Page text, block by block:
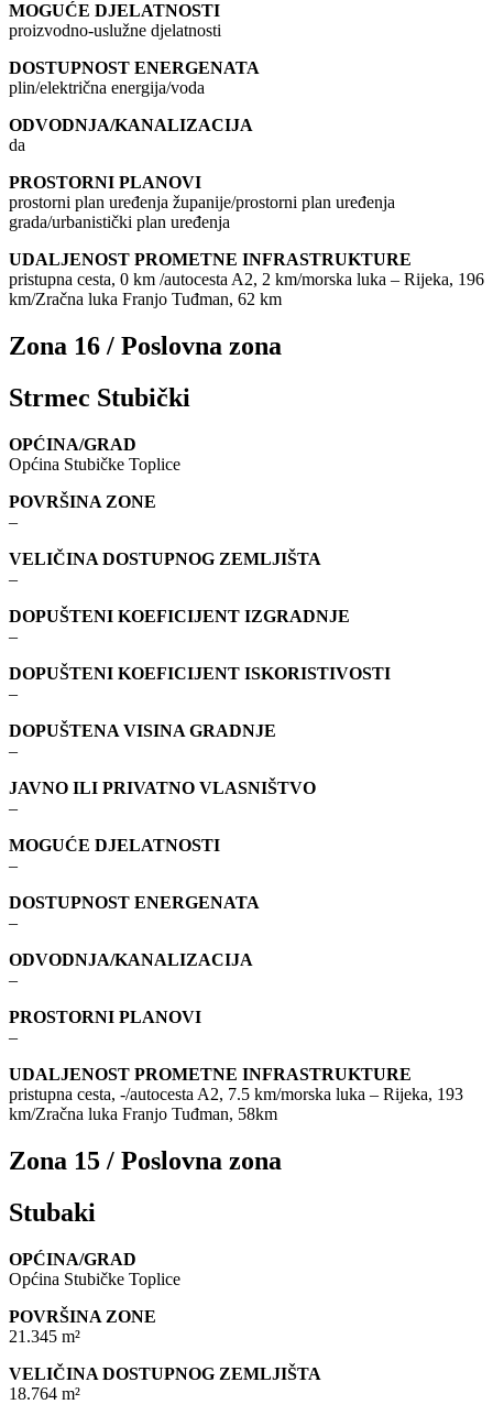
MOGUĆE DJELATNOSTI
proizvodno-uslužne djelatnosti
DOSTUPNOST ENERGENATA
plin/električna energija/voda
ODVODNJA/KANALIZACIJA
da
PROSTORNI PLANOVI
prostorni plan uređenja županije/prostorni plan uređenja
grada/urbanistički plan uređenja
UDALJENOST PROMETNE INFRASTRUKTURE
pristupna cesta, 0 km /autocesta A2, 2 km/morska luka – Rijeka, 196
km/Zračna luka Franjo Tuđman, 62 km
Zona 16 / Poslovna zona
Strmec Stubički
OPĆINA/GRAD
Općina Stubičke Toplice
POVRŠINA ZONE
–
VELIČINA DOSTUPNOG ZEMLJIŠTA
–
DOPUŠTENI KOEFICIJENT IZGRADNJE
–
DOPUŠTENI KOEFICIJENT ISKORISTIVOSTI
–
DOPUŠTENA VISINA GRADNJE
–
JAVNO ILI PRIVATNO VLASNIŠTVO
–
MOGUĆE DJELATNOSTI
–
DOSTUPNOST ENERGENATA
–
ODVODNJA/KANALIZACIJA
–
PROSTORNI PLANOVI
–
UDALJENOST PROMETNE INFRASTRUKTURE
pristupna cesta, -/autocesta A2, 7.5 km/morska luka – Rijeka, 193
km/Zračna luka Franjo Tuđman, 58km
Zona 15 / Poslovna zona
Stubaki
OPĆINA/GRAD
Općina Stubičke Toplice
POVRŠINA ZONE
21.345 m²
VELIČINA DOSTUPNOG ZEMLJIŠTA
18.764 m²